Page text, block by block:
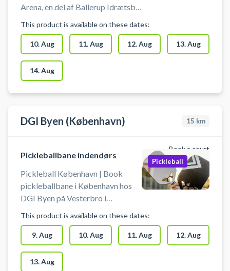
Arena, en del af Ballerup Idrætsby.
Ballerup. Medbring selv Pickleball
bat og bolde, når du booker en
Pickleball bane i Ballerup Super
Arena. Gratis parkeringspladser
foran arenaen ved booking af
pickleball. Omklædning &
booking af bane til pickleball.
This product is available on these dates:
10. Aug 11. Aug 12. Aug 13. Aug
14. Aug
DGI Byen (København) 15 km
Book a court
Pickleballbane indendørs
Pickleball København | Book
pickleballbane i København hos
DGI Byen på Vesterbro i
byen. Der er 4 pickleballbaner klar
til booking - centralt beliggende
hos DGI Byen København. DGI
Byen på Tietgensgade 65, 1704
Pickleball
This product is available on these dates:
9. Aug 10. Aug 11. Aug 12. Aug
13. Aug